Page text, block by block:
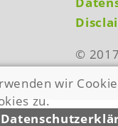
©
wir
zu.